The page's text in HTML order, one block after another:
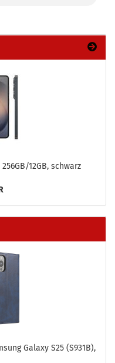
12GB, schwarz
Ga­la­xy S25 (S931B),